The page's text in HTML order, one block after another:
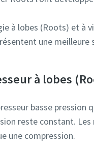
à lobes (Roots) et à
une
à lobes
basse
reste constant.
une compression.